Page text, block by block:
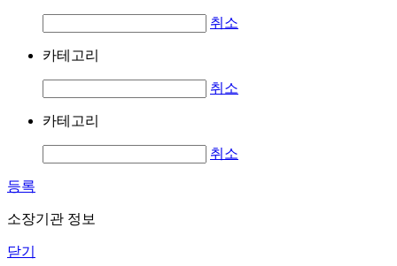
취소
카테고리
취소
카테고리
취소
등록
소장기관 정보
닫기